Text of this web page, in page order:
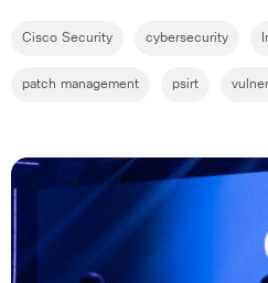
Cisco Security cybersecurity
patch management psirt